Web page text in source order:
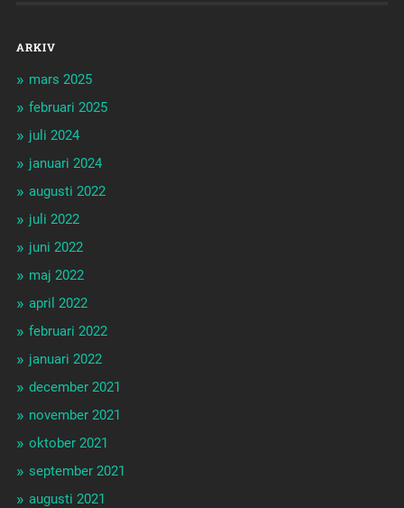
ARKIV
mars 2025
februari 2025
juli 2024
januari 2024
augusti 2022
juli 2022
juni 2022
maj 2022
april 2022
februari 2022
januari 2022
december 2021
november 2021
oktober 2021
september 2021
augusti 2021